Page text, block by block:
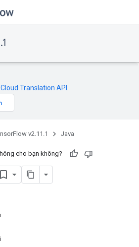
Cloud Translation API
v2.11.1 Java
cho bạn không?